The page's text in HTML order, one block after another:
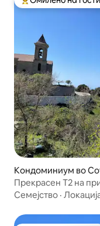
Меѓу најуспешните
Кондоминиум во
Прекрасен Т2 на
Семејство ·